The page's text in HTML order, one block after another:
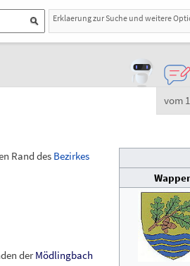
Erklaerung zur Suche und weitere
vom
Rand des Bezirkes
derMödlingbach